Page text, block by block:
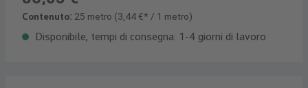
Contenuto: 25 metro (3,44 €* / 1 metro)
Disponibile, tempi di consegna: 1-4 giorni di lavoro